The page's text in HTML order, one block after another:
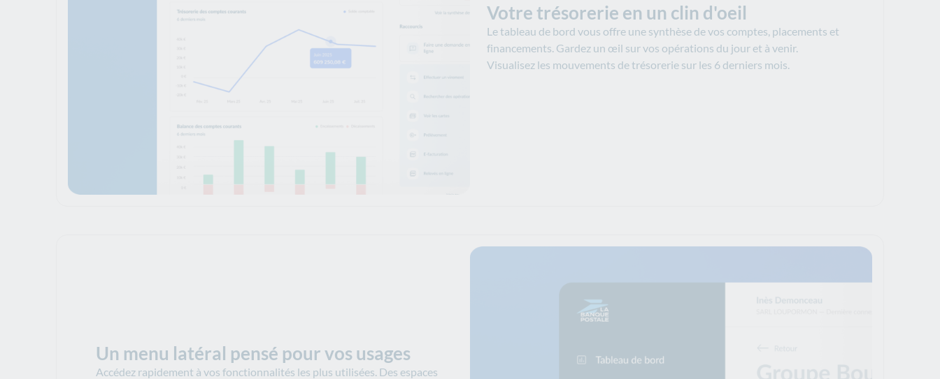
Votre trésorerie en un clin d'oeil
Le tableau de bord vous offre une synthèse de vos comptes, placements et
financements. ​Gardez un œil sur vos opérations du jour et à venir.​
Visualisez les mouvements de trésorerie sur les 6 derniers mois.
Un menu latéral pensé pour vos usages
Accédez rapidement à vos fonctionnalités les plus utilisées.​ Des espaces